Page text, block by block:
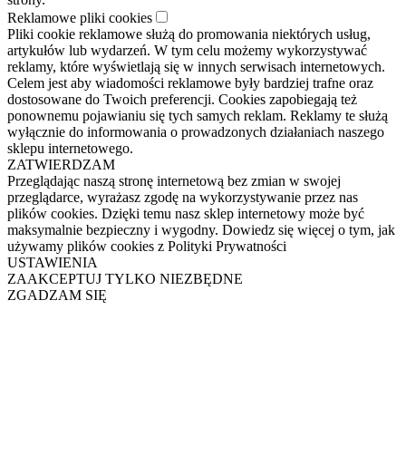
Reklamowe pliki cookies
Pliki cookie reklamowe służą do promowania niektórych usług,
artykułów lub wydarzeń. W tym celu możemy wykorzystywać
reklamy, które wyświetlają się w innych serwisach internetowych.
Celem jest aby wiadomości reklamowe były bardziej trafne oraz
dostosowane do Twoich preferencji. Cookies zapobiegają też
ponownemu pojawianiu się tych samych reklam. Reklamy te służą
wyłącznie do informowania o prowadzonych działaniach naszego
sklepu internetowego.
ZATWIERDZAM
Przeglądając naszą stronę internetową bez zmian w swojej
przeglądarce, wyrażasz zgodę na wykorzystywanie przez nas
plików cookies. Dzięki temu nasz sklep internetowy może być
maksymalnie bezpieczny i wygodny. Dowiedz się więcej o tym, jak
używamy plików cookies z Polityki Prywatności
USTAWIENIA
ZAAKCEPTUJ TYLKO NIEZBĘDNE
ZGADZAM SIĘ